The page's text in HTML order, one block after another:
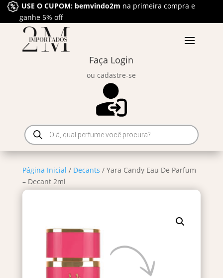
USE O CUPOM: bemvindo2m na primeira compra e
ganhe 5% off
Faça Login
ou cadastre-se
Pesquisar
produtos
Página Inicial / Decants / Yara Candy Eau De Parfum
– Decant 2ml